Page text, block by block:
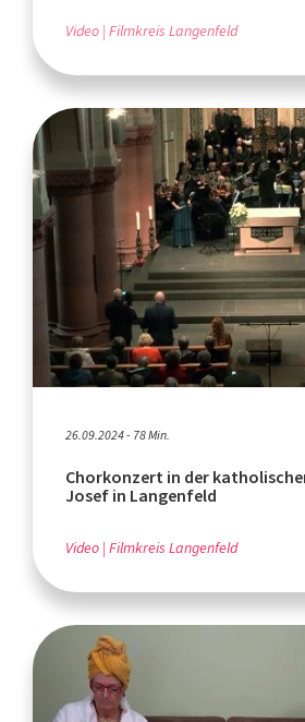
Video Filmkreis Langenfeld
26.09.2024 - 78 Min.
Chorkonzert in der
Josef in Langenfeld
Video Filmkreis Langenfeld